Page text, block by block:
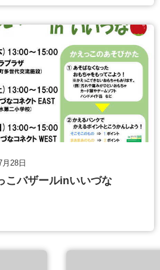
月28日
こバザールinいいづな